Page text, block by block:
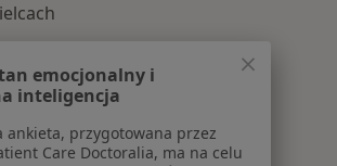
kategorii: Najczęście leczone
emocjonalny i
inteligencja
ankieta, przygotowana przez
Care Doctoralia, ma na celu